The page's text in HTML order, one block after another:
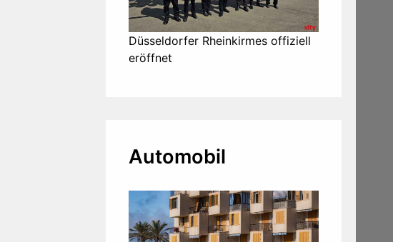
Düsseldorfer Rheinkirmes offiziell
eröffnet
Automobil